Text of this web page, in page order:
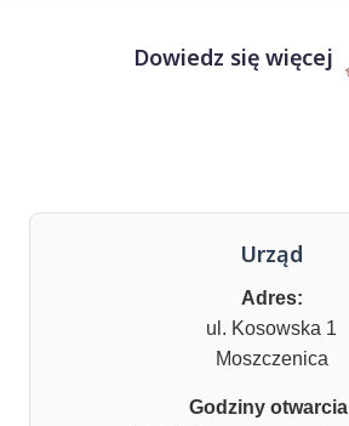
Dowiedz się więcej
Urząd
Adres:
ul. Kosowska 1
Moszczenica
Godziny